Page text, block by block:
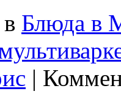
Блюда в
|